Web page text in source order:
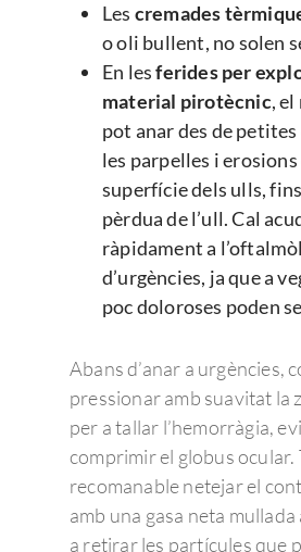
Les cremades
o oli bullent, no solen
En lesferides per
material pirotècnic, el
pot anar des de petites
les parpelles i erosions
superfície dels ulls, fins
pèrdua de l’ull. Cal
ràpidament a
d’urgències, ja que a
poc doloroses poden
Abans d’anar a urgències,
pressionar amb suavitat la
per a tallar l’hemorràgia,
comprimir el globus ocular.
recomanable netejar el
amb una gasa neta
a retirar les partícules que